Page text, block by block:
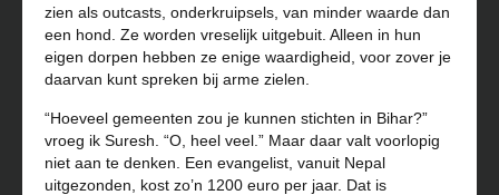
zien als outcasts, onderkruipsels, van minder waarde dan
een hond. Ze worden vreselijk uitgebuit. Alleen in hun
eigen dorpen hebben ze enige waardigheid, voor zover je
daarvan kunt spreken bij arme zielen.
“Hoeveel gemeenten zou je kunnen stichten in Bihar?”
vroeg ik Suresh. “O, heel veel.” Maar daar valt voorlopig
niet aan te denken. Een evangelist, vanuit Nepal
uitgezonden, kost zo’n 1200 euro per jaar. Dat is